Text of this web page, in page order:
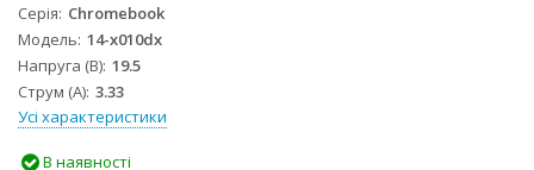
Серія Chromebook
Модель 14-x010dx
Напруга (В) 19.5
Струм (А) 3.33
Усі характеристики
В наявності